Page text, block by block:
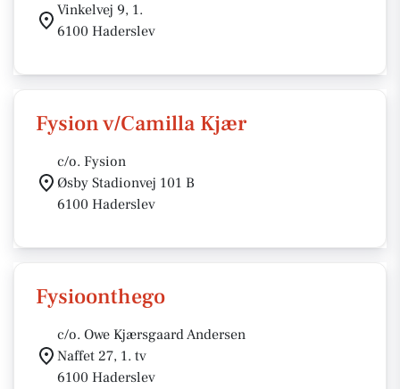
Vinkelvej 9, 1.
6100 Haderslev
Fysion v/Camilla Kjær
c/o. Fysion
Øsby Stadionvej 101 B
6100 Haderslev
Fysioonthego
c/o. Owe Kjærsgaard Andersen
Naffet 27, 1. tv
6100 Haderslev